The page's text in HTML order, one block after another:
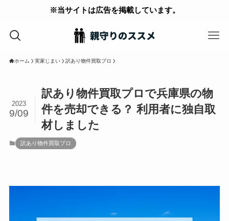
※当サイトは広告を掲載しています。
ホーム 実家じまい 訳あり物件買取プロ
訳あり物件買取プロで兵庫県の物
件を売却できる？ 利用者に独自取
材しました
2023
9/09
訳あり物件買取プロ